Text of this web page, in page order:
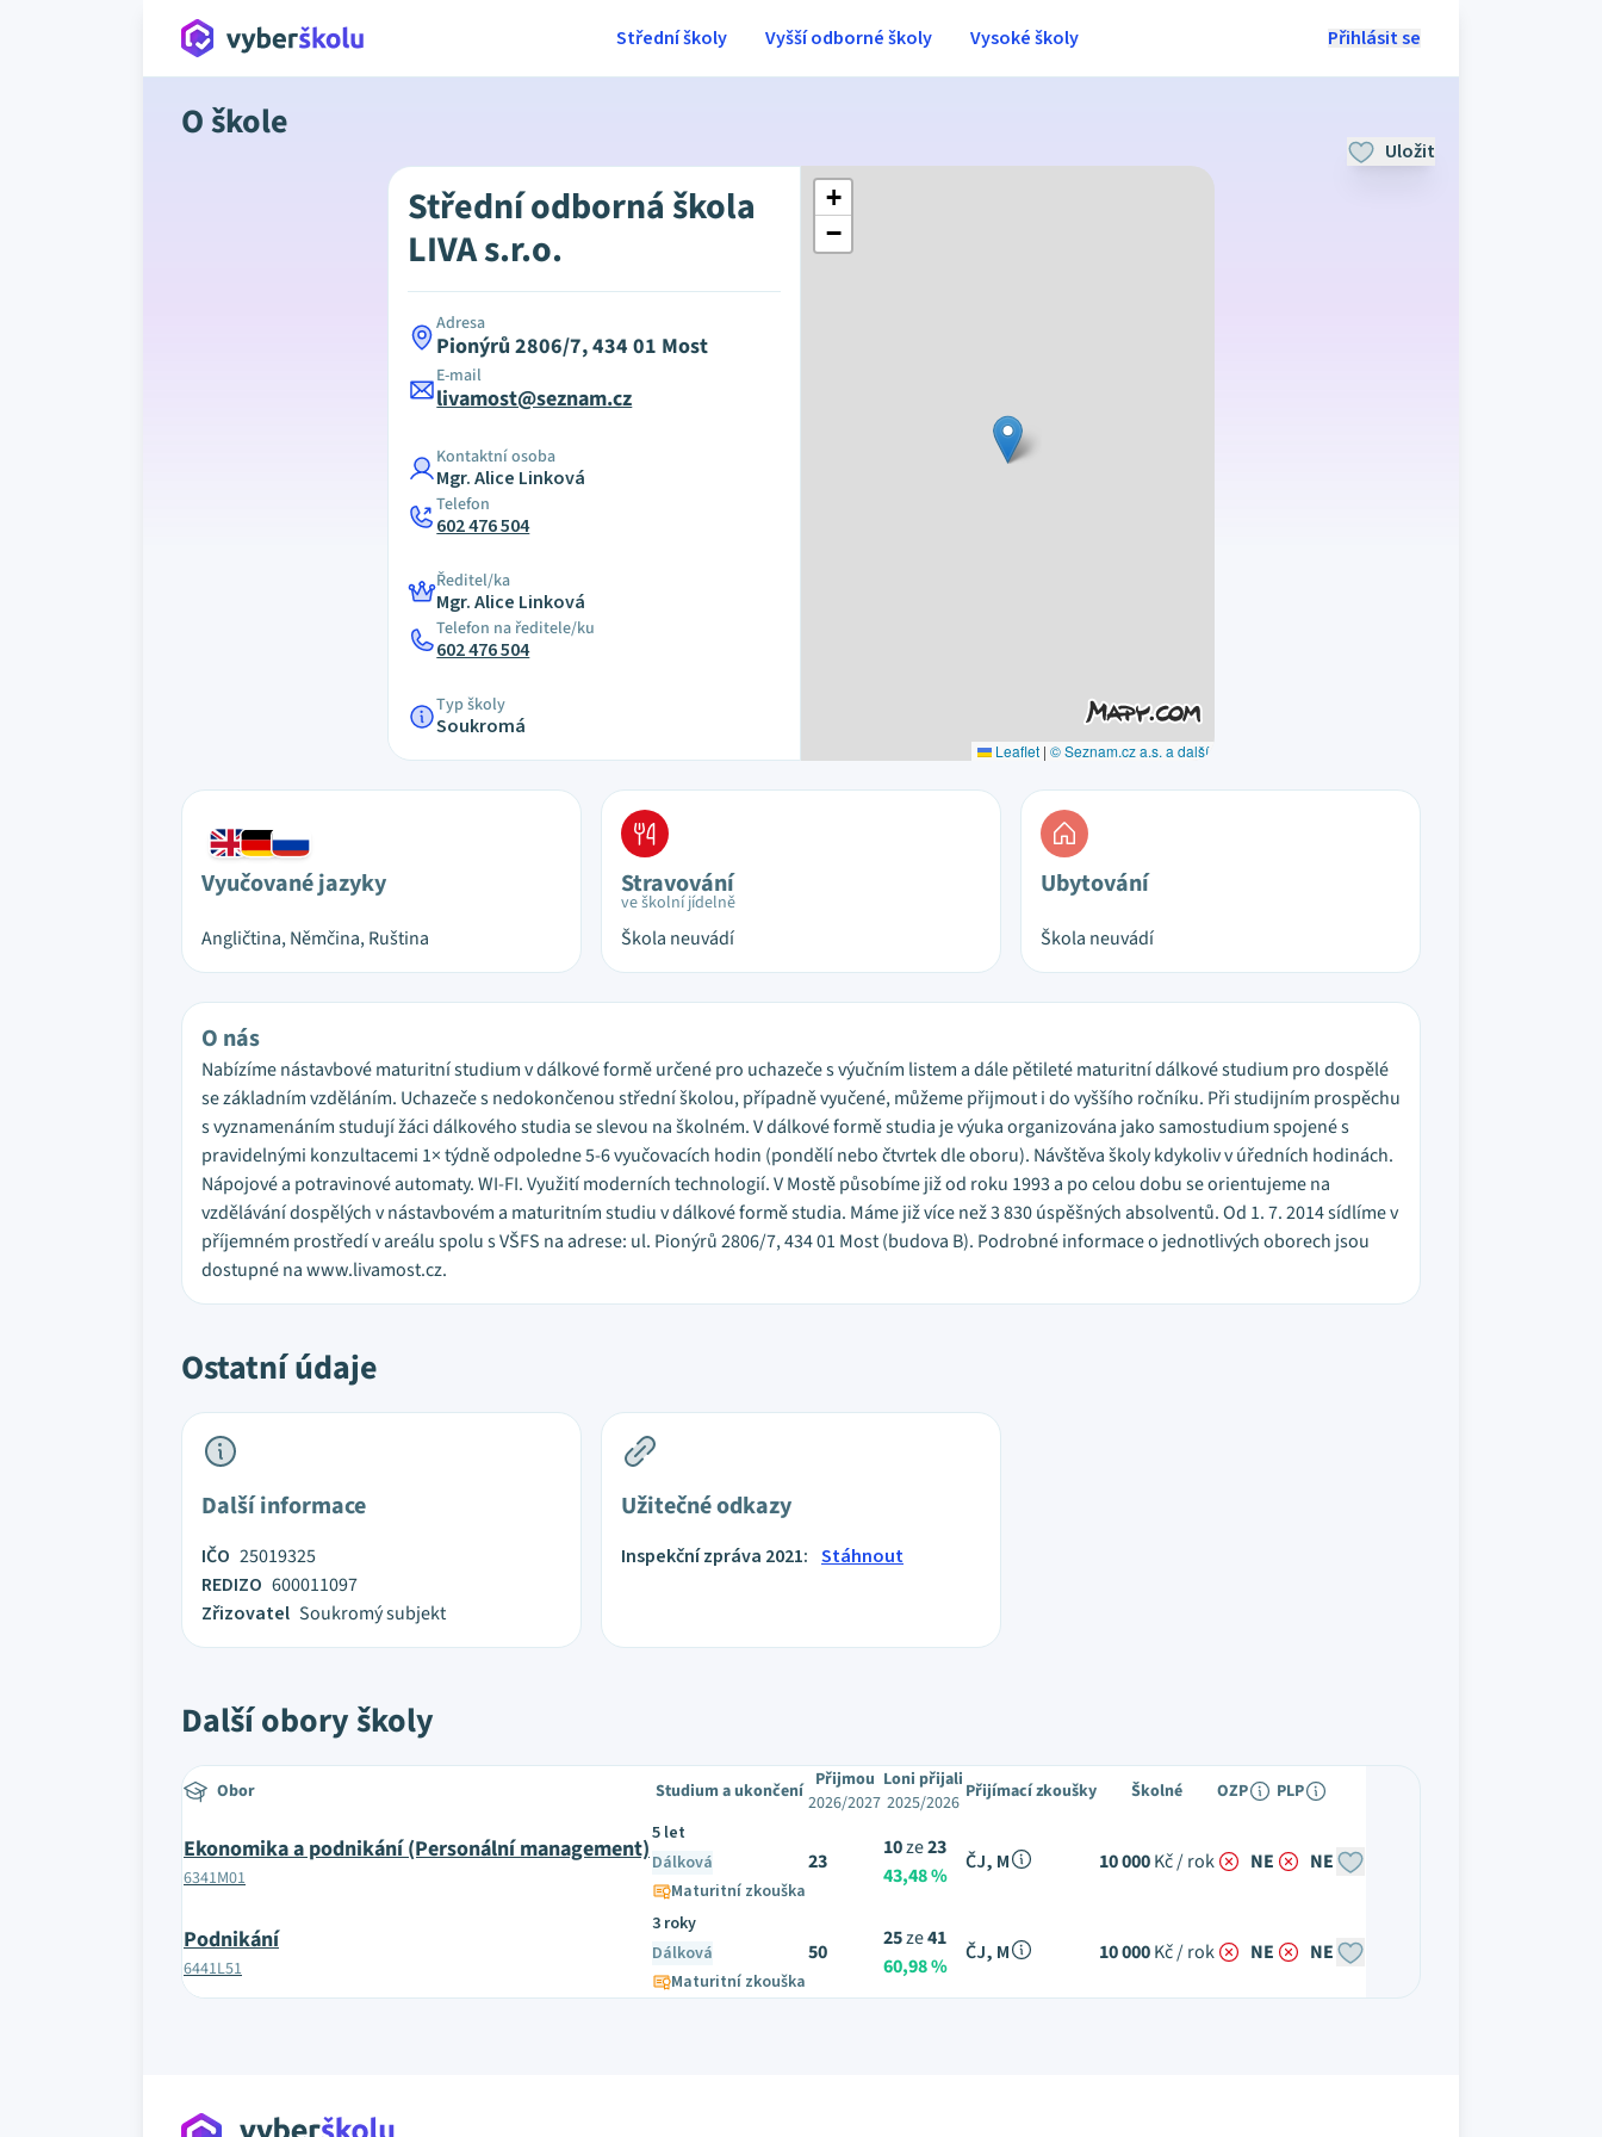
Přihlásit se
Střední školy Vyšší odborné školy Vysoké školy
O škole
Uložit
Střední odborná škola
LIVA s.r.o.
Adresa
Pionýrů 2806/7, 434 01 Most
E-mail
livamost@seznam.cz
Kontaktní osoba
Mgr. Alice Linková
Telefon
602 476 504
Ředitel/ka
Mgr. Alice Linková
Telefon na ředitele/ku
602 476 504
Typ školy
Soukromá
+
−
Leaflet | © Seznam.cz a.s. a další
Vyučované jazyky
Angličtina, Němčina, Ruština
Stravování
ve školní jídelně
Škola neuvádí
Ubytování
Škola neuvádí
O nás
Nabízíme nástavbové maturitní studium v dálkové formě určené pro uchazeče s výučním listem a dále pětileté maturitní dálkové studium pro dospělé
se základním vzděláním. Uchazeče s nedokončenou střední školou, případně vyučené, můžeme přijmout i do vyššího ročníku. Při studijním prospěchu
s vyznamenáním studují žáci dálkového studia se slevou na školném. V dálkové formě studia je výuka organizována jako samostudium spojené s
pravidelnými konzultacemi 1× týdně odpoledne 5-6 vyučovacích hodin (pondělí nebo čtvrtek dle oboru). Návštěva školy kdykoliv v úředních hodinách.
Nápojové a potravinové automaty. WI-FI. Využití moderních technologií. V Mostě působíme již od roku 1993 a po celou dobu se orientujeme na
vzdělávání dospělých v nástavbovém a maturitním studiu v dálkové formě studia. Máme již více než 3 830 úspěšných absolventů. Od 1. 7. 2014 sídlíme v
příjemném prostředí v areálu spolu s VŠFS na adrese: ul. Pionýrů 2806/7, 434 01 Most (budova B). Podrobné informace o jednotlivých oborech jsou
dostupné na www.livamost.cz.
Ostatní údaje
Další informace
IČO 25019325
REDIZO 600011097
Zřizovatel Soukromý subjekt
Užitečné odkazy
Inspekční zpráva 2021: Stáhnout
Další obory školy
Obor Studium a ukončení Přijmou
2026/2027
Loni přijali
2025/2026 Přijímací zkoušky Školné OZP PLP
Ekonomika a podnikání (Personální management)
6341M01
5 let
Dálková
Maturitní zkouška
23
10ze23
43,48 %
ČJ, M 10 000Kč / rok NE NE
Podnikání
6441L51
3 roky
Dálková
Maturitní zkouška
50
25ze41
60,98 %
ČJ, M 10 000Kč / rok NE NE